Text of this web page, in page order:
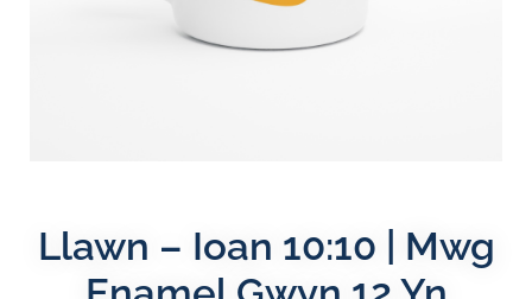
Llawn – Ioan 10:10 | Mwg